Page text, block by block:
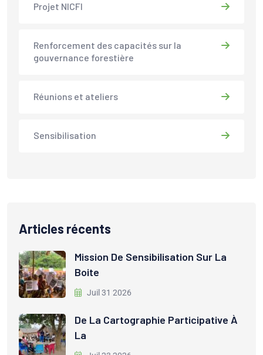
Projet NICFI
Renforcement des capacités sur la
gouvernance forestière
Réunions et ateliers
Sensibilisation
Articles récents
Mission De Sensibilisation Sur La
Boite
Juil 31 2026
De La Cartographie Participative À
La